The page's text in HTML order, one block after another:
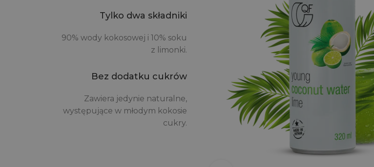
Tylko dwa składniki
90% wody kokosowej i 10% soku
z limonki.
Bez dodatku cukrów
Zawiera jedynie naturalne,
występujące w młodym kokosie
cukry.